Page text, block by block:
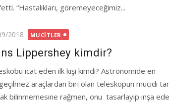
“Hastalıkları, göremeyeceğimiz...
2018 MUCITLER
Lippershey kimdir?
icat eden ilk kişi kimdi? Astronomide en
araçlardan biri olan teleskopun mucidi
bilinmemesine rağmen, onu tasarlayıp inşa